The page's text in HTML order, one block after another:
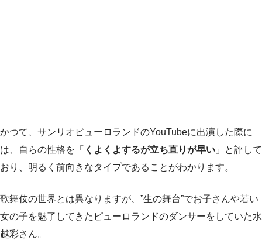
かつて、サンリオピューロランドのYouTubeに出演した際に
は、自らの性格を「 くよくよするが立ち直りが早い 」と評して
おり、明るく前向きなタイプであることがわかります。
歌舞伎の世界とは異なりますが、”生の舞台”でお子さんや若い
女の子を魅了してきたピューロランドのダンサーをしていた水
越彩さん。